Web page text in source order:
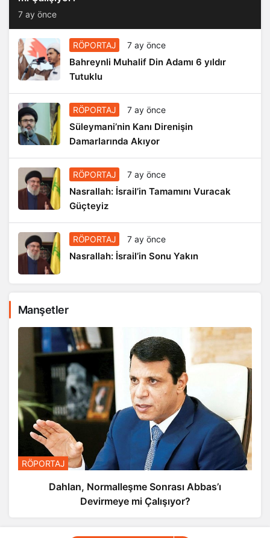
7 ay önce
RÖPORTAJ 7 ay önce
Bahreynli Muhalif Din Adamı 6 yıldır
Tutuklu
RÖPORTAJ 7 ay önce
Süleymani’nin Kanı Direnişin
Damarlarında Akıyor
RÖPORTAJ 7 ay önce
Nasrallah: İsrail’in Tamamını Vuracak
Güçteyiz
RÖPORTAJ 7 ay önce
Nasrallah: İsrail’in Sonu Yakın
Manşetler
RÖPORTAJ
Dahlan, Normalleşme Sonrası Abbas’ı
Devirmeye mi Çalışıyor?